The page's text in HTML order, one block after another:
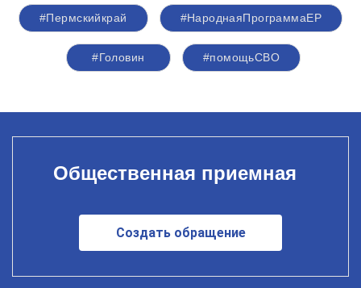
#Пермскийкрай #НароднаяПрограммаЕР
#Головин #помощьСВО
Общественная приемная
Создать обращение